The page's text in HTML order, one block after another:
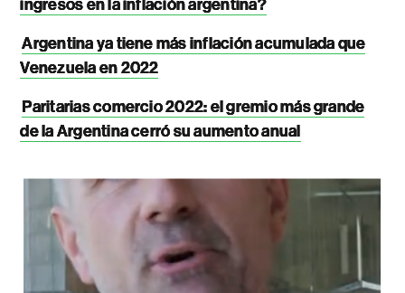
ingresos en la inflación argentina?
Argentina ya tiene más inflación acumulada que
Venezuela en 2022
Paritarias comercio 2022: el gremio más grande
de la Argentina cerró su aumento anual